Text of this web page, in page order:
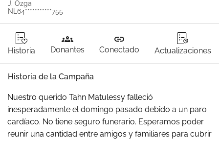
J. Ozga
NL64***********755
Historia
groups
Donantes
link
Conectado Actualizaciones
Historia de la Campaña
Nuestro querido Tahn Matulessy falleció
inesperadamente el domingo pasado debido a un paro
cardíaco. No tiene seguro funerario. Esperamos poder
reunir una cantidad entre amigos y familiares para cubrir